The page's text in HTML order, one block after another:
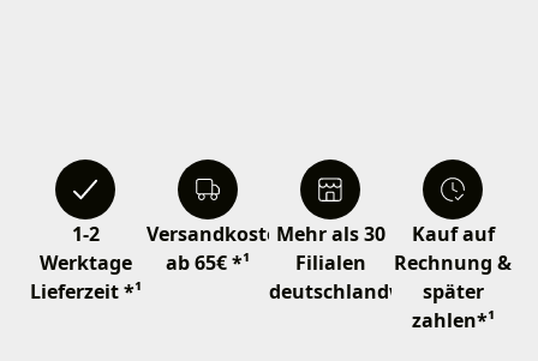
1-2
Werktage
Lieferzeit *¹
Versandkostenfrei
ab 65€ *¹
Mehr als 30
Filialen
deutschlandweit
Kauf auf
Rechnung &
später
zahlen*¹